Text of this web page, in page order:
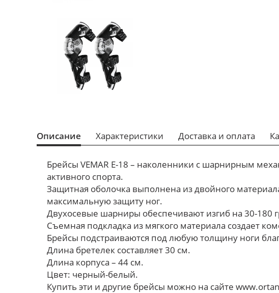
Описание Характеристики Доставка и оплата
Брейсы VEMAR E-18 – наколенники с шарнирным
активного спорта.
Защитная оболочка выполнена из двойного
максимальную защиту ног.
Двухосевые шарниры обеспечивают изгиб на 30-180
Съемная подкладка из мягкого материала создает
Брейсы подстраиваются под любую толщину ноги
Длина бретелек составляет 30 см.
Длина корпуса – 44 см.
Цвет: черный-белый.
Купить эти и другие брейсы можно на сайте